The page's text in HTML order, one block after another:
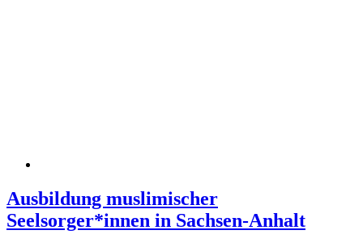
Ausbildung muslimischer
Seelsorger*innen in Sachsen-Anhalt